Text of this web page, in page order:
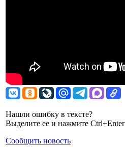
Нашли ошибку в тексте?
Выделите ее и нажмите Ctrl+Enter
Сообщить новость